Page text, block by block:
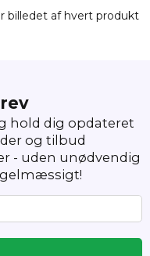
billedet af hvert produkt
hold dig opdateret
og tilbud
- uden unødvendig